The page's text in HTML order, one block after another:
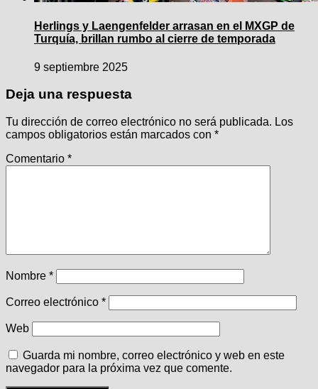
Herlings y Laengenfelder arrasan en el MXGP de
Turquía, brillan rumbo al cierre de temporada
9 septiembre 2025
Deja una respuesta
Tu dirección de correo electrónico no será publicada. Los
campos obligatorios están marcados con *
Comentario *
Nombre *
Correo electrónico *
Web
Guarda mi nombre, correo electrónico y web en este
navegador para la próxima vez que comente.